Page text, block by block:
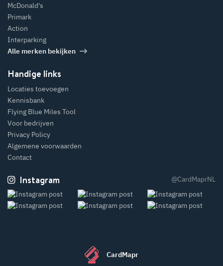
McDonald's
Primark
Action
Interparking
Alle merken bekijken
Handige links
Locaties toevoegen
Kennisbank
Flying Blue Miles Tool
Voor bedrijven
Privacy Policy
Algemene voorwaarden
Contact
Instagram @CardMaprNL
CardMapr